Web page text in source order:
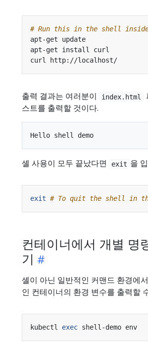
# Run this in the shell
출력 결과는 여러분이 index.html
스트를 출력할 것이다.
셸 사용이 모두 끝났다면 exit 을
exit # To quit the shell in
컨테이너에서 개별 명
기
셸이 아닌 일반적인 커맨드 환경에
인 컨테이너의 환경 변수를 출력할
kubectl exec